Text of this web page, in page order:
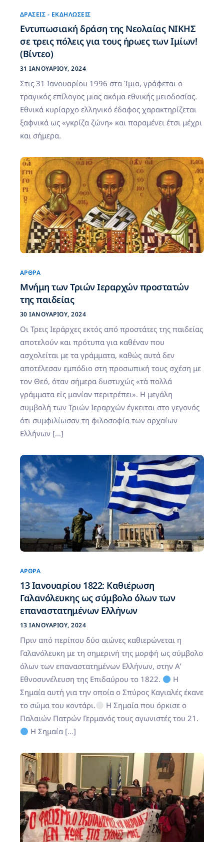
ΔΡΆΣΕΙΣ - ΕΚΔΗΛΏΣΕΙΣ
Εντυπωσιακή δράση της Νεολαίας ΝΙΚΗΣ
σε τρεις πόλεις για τους ήρωες των Ιμίων!
(Βίντεο)
31 ΙΑΝΟΥΑΡΊΟΥ, 2024
Στις 31 Ιανουαρίου 1996 στα Ίμια, γράφεται ο
τραγικός επίλογος μιας ακόμα εθνικής μειοδοσίας.
Εθνικά κυρίαρχο ελληνικό έδαφος χαρακτηρίζεται
ξαφνικά ως «γκρίζα ζώνη» και παραμένει έτσι μέχρι
και σήμερα.
ΆΡΘΡΑ
Μνήμη των Τριών Ιεραρχών προστατών
της παιδείας
30 ΙΑΝΟΥΑΡΊΟΥ, 2024
Οι Τρεις Ιεράρχες εκτός από προστάτες της παιδείας
αποτελούν και πρότυπα για καθέναν που
ασχολείται με τα γράμματα, καθώς αυτά δεν
αποτέλεσαν εμπόδιο στη προσωπική τους σχέση με
τον Θεό, όταν σήμερα δυστυχώς «τὰ πολλά
γράμματα εἰς μανίαν περιτρέπει». Η μεγάλη
συμβολή των Τριών Ιεραρχών έγκειται στο γεγονός
ότι συμφιλίωσαν τη φιλοσοφία των αρχαίων
Ελλήνων […]
ΆΡΘΡΑ
13 Ιανουαρίου 1822: Καθιέρωση
Γαλανόλευκης ως σύμβολο όλων των
επαναστατημένων Ελλήνων
13 ΙΑΝΟΥΑΡΊΟΥ, 2024
Πριν από περίπου δύο αιώνες καθιερώνεται η
Γαλανόλευκη με τη σημερινή της μορφή ως σύμβολο
όλων των επαναστατημένων Ελλήνων, στην Α’
Εθνοσυνέλευση της Επιδαύρου το 1822.
Η
Σημαία αυτή για την οποία ο Σπύρος Καγιαλές έκανε
το σώμα του κοντάρι.
Η Σημαία που όρκισε ο
Παλαιών Πατρών Γερμανός τους αγωνιστές του 21.
Η Σημαία […]